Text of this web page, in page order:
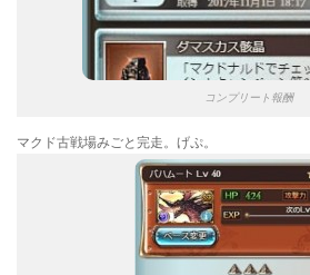
コンプリート報酬
マクド古戦場みごと完走。げぷ。